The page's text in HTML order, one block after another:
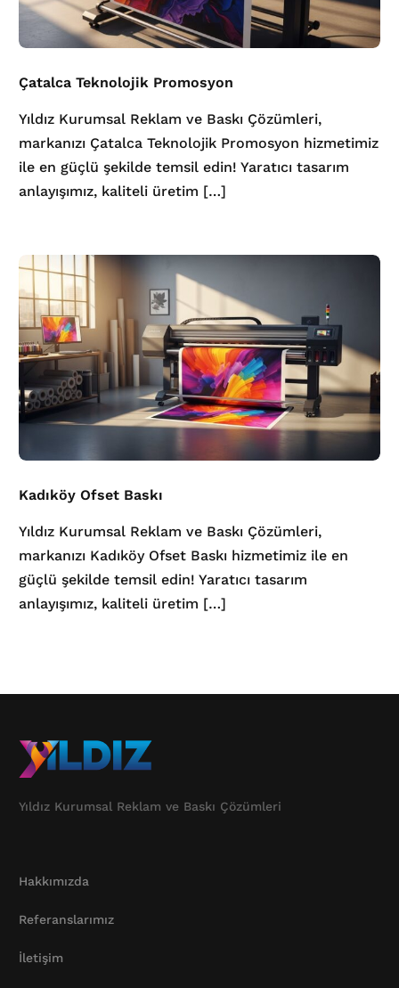
Çatalca Teknolojik Promosyon
Yıldız Kurumsal Reklam ve Baskı Çözümleri,
markanızı Çatalca Teknolojik Promosyon hizmetimiz
ile en güçlü şekilde temsil edin! Yaratıcı tasarım
anlayışımız, kaliteli üretim […]
Kadıköy Ofset Baskı
Yıldız Kurumsal Reklam ve Baskı Çözümleri,
markanızı Kadıköy Ofset Baskı hizmetimiz ile en
güçlü şekilde temsil edin! Yaratıcı tasarım
anlayışımız, kaliteli üretim […]
Yıldız Kurumsal Reklam ve Baskı Çözümleri
Hakkımızda
Referanslarımız
İletişim